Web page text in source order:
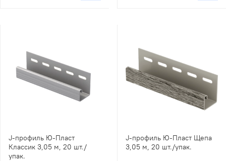
J-профиль Ю-Пласт
Классик 3,05 м, 20 шт./
упак.
J-профиль Ю-Пласт Щепа
3,05 м, 20 шт./упак.